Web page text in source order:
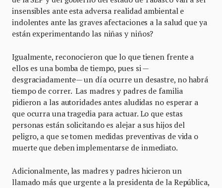
insensibles ante esta adversa realidad ambiental e
indolentes ante las graves afectaciones a la salud que ya
están experimentando las niñas y niños?
Igualmente, reconocieron que lo que tienen frente a
ellos es una bomba de tiempo, pues si —
desgraciadamente— un día ocurre un desastre, no habrá
tiempo de correr. Las madres y padres de familia
pidieron a las autoridades antes aludidas no esperar a
que ocurra una tragedia para actuar. Lo que estas
personas están solicitando es alejar a sus hijos del
peligro, a que se tomen medidas preventivas de vida o
muerte que deben implementarse de inmediato.
Adicionalmente, las madres y padres hicieron un
llamado más que urgente a la presidenta de la República,